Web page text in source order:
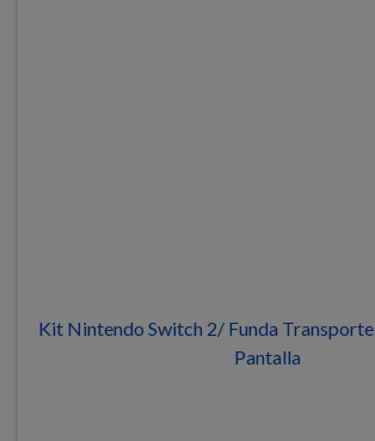
Kit Nintendo Switch 2/ Funda
Pantalla